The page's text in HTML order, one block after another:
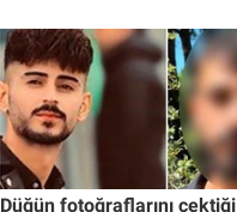
Düğün fotoğraflarını çektiği